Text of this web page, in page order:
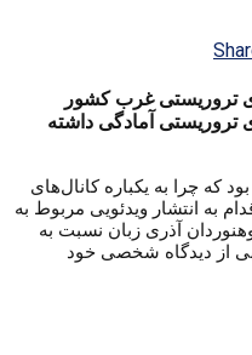
تروریستی غرب کشور
تروریستی آمادگی داشته
که چرا به یکباره کانال‌های
به انتشار ویدئویی مربوط به
آذری زبان نسبت به
از دیدگاه شخصی خود